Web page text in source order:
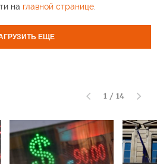
на главной странице.
ЕЩЕ
1 / 14